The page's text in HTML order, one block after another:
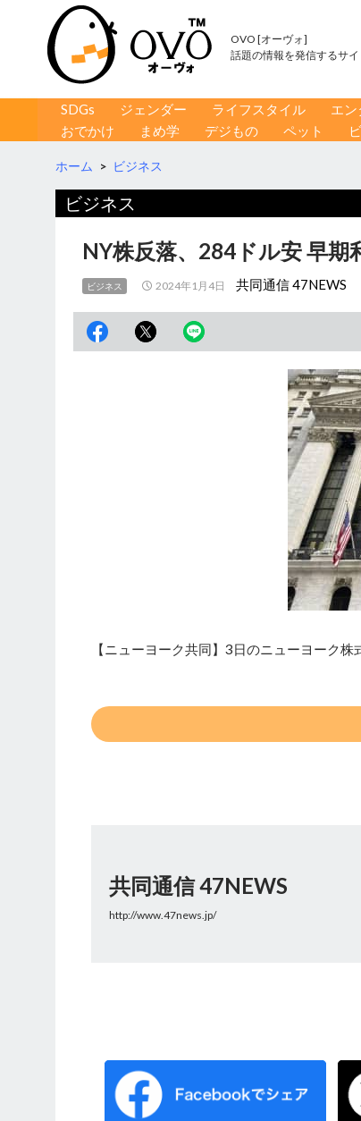
OVO [オーヴォ]
話題の情報を発信するサイ
コンテンツへ移動
SDGs ジェンダー ライフスタイル エン
おでかけ
まめ学 デジもの ペット
ホーム > ビジネス
ビジネス
NY株反落、284ドル安 早期
ビジネス 2024年1月4日 共同通信 47NEWS
【ニューヨーク共同】3日のニューヨーク
共同通信 47NEWS
http://www.47news.jp/